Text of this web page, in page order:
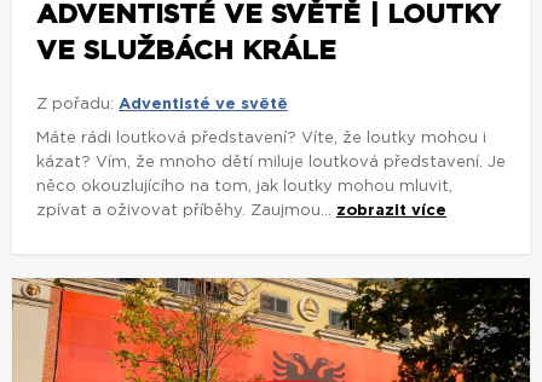
ADVENTISTÉ VE SVĚTĚ | LOUTKY
VE SLUŽBÁCH KRÁLE
Z pořadu: Adventisté ve světě
Máte rádi loutková představení? Víte, že loutky mohou i
kázat? Vím, že mnoho dětí miluje loutková představení. Je
něco okouzlujícího na tom, jak loutky mohou mluvit,
zpívat a oživovat příběhy. Zaujmou... zobrazit více